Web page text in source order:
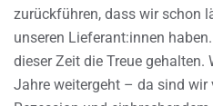
zurückführen, dass wir schon
unseren Lieferant:innen
dieser Zeit die Treue gehalten.
Jahre weitergeht – da sind